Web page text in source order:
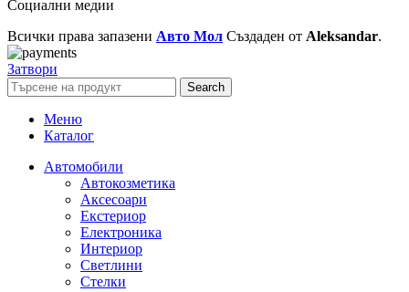
Социални медии
Всички права запазени Авто Мол Създаден от Aleksandar.
Затвори
Search
Меню
Каталог
Автомобили
Автокозметика
Аксесоари
Екстериор
Електроника
Интериор
Светлини
Стелки